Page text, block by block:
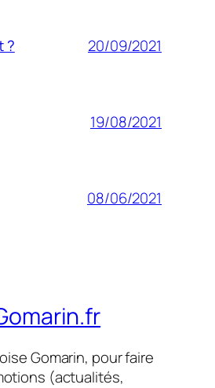
? 20/09/2021
19/08/2021
08/06/2021
Gomarin, pour faire
(actualités,